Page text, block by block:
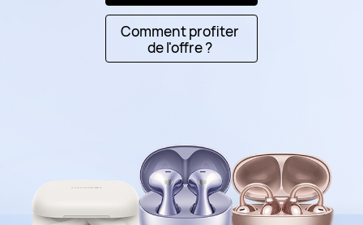
Comment profiter
de l'offre ?